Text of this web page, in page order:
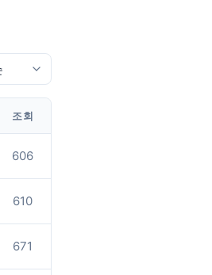
조회
606
610
671